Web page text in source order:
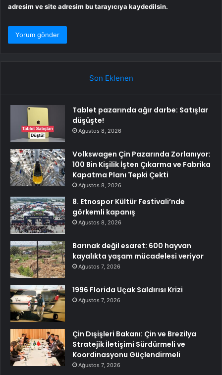
adresim ve site adresim bu tarayıcıya kaydedilsin.
Son Eklenen
Tablet pazarında ağır darbe: Satışlar
düşüşte!
Ağustos 8, 2026
Volkswagen Çin Pazarında Zorlanıyor:
100 Bin Kişilik İşten Çıkarma ve Fabrika
Kapatma Planı Tepki Çekti
Ağustos 8, 2026
8. Etnospor Kültür Festivali’nde
görkemli kapanış
Ağustos 8, 2026
Barınak değil esaret: 600 hayvan
kayalıkta yaşam mücadelesi veriyor
Ağustos 7, 2026
1996 Florida Uçak Saldırısı Krizi
Ağustos 7, 2026
Çin Dışişleri Bakanı: Çin ve Brezilya
Stratejik İletişimi Sürdürmeli ve
Koordinasyonu Güçlendirmeli
Ağustos 7, 2026